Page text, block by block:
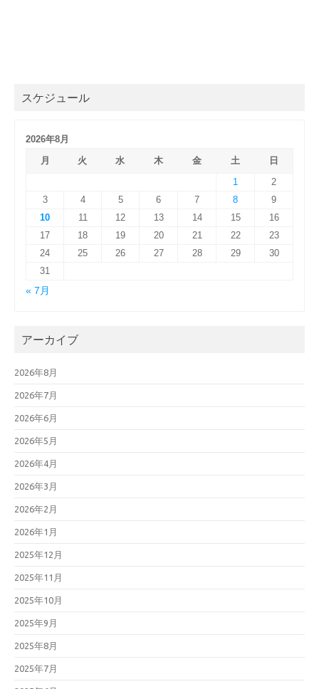
スケジュール
2026年8月
月
火 水 木 金 土
日
1
2
3
4 5 6 7 8
9
10
11 12 13 14 15
16
17
18 19 20 21 22
23
24
25 26 27 28 29
30
31
« 7月
アーカイブ
2026年8月
2026年7月
2026年6月
2026年5月
2026年4月
2026年3月
2026年2月
2026年1月
2025年12月
2025年11月
2025年10月
2025年9月
2025年8月
2025年7月